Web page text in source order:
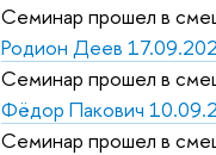
Семинар прошел в
Родион Деев
Семинар прошел в
Фёдор Пакович
Семинар прошел в